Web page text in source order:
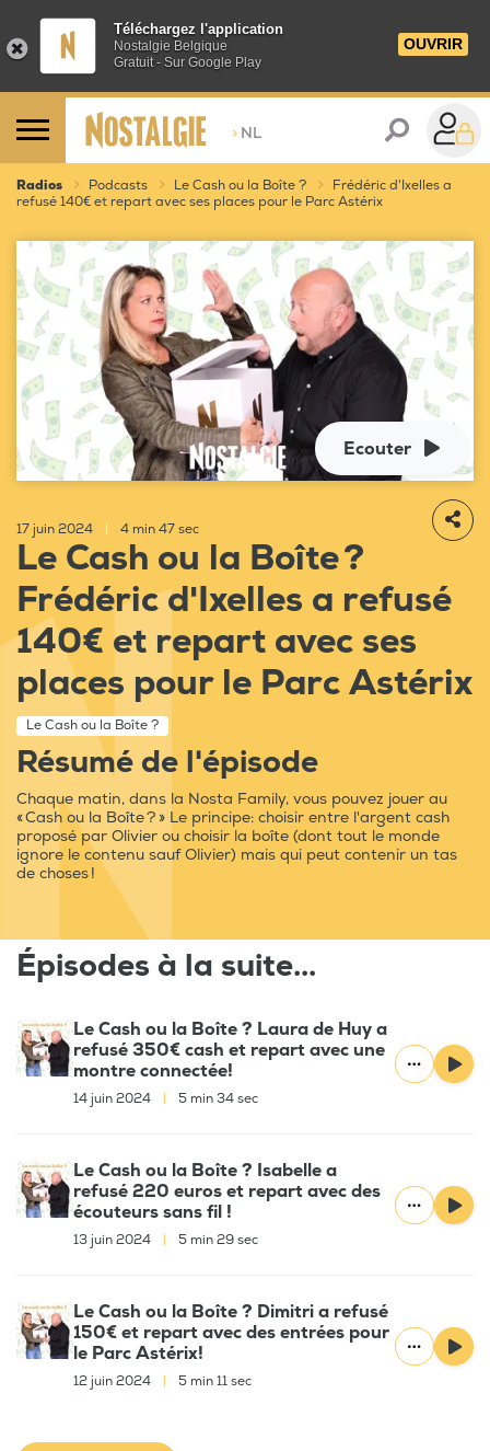
Téléchargez l'application
Nostalgie Belgique
Gratuit - Sur Google Play
OUVRIR
> NL
Radios Podcasts Le Cash ou la Boîte ?
Frédéric d'Ixelles a
refusé 140€ et repart avec ses places pour le Parc Astérix
Ecouter
17 juin 2024 4 min 47 sec
Le Cash ou la Boîte ?
Frédéric d'Ixelles a refusé
140€ et repart avec ses
places pour le Parc Astérix
Le Cash ou la Boîte ?
Résumé de l'épisode
Chaque matin, dans la Nosta Family, vous pouvez jouer au
« Cash ou la Boîte ? » Le principe: choisir entre l'argent cash
proposé par Olivier ou choisir la boîte (dont tout le monde
ignore le contenu sauf Olivier) mais qui peut contenir un tas
de choses !
Épisodes à la suite...
Le Cash ou la Boîte ? Laura de Huy a
refusé 350€ cash et repart avec une
montre connectée!
14 juin 2024 5 min 34 sec
Le Cash ou la Boîte ? Isabelle a
refusé 220 euros et repart avec des
écouteurs sans fil !
13 juin 2024 5 min 29 sec
Le Cash ou la Boîte ? Dimitri a refusé
150€ et repart avec des entrées pour
le Parc Astérix!
12 juin 2024 5 min 11 sec